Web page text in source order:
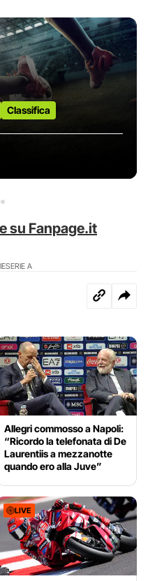
Classifica
su Fanpage.it
SERIE A
Allegri commosso a Napoli:
“Ricordo la telefonata di De
Laurentiis a mezzanotte
quando ero alla Juve”
LIVE